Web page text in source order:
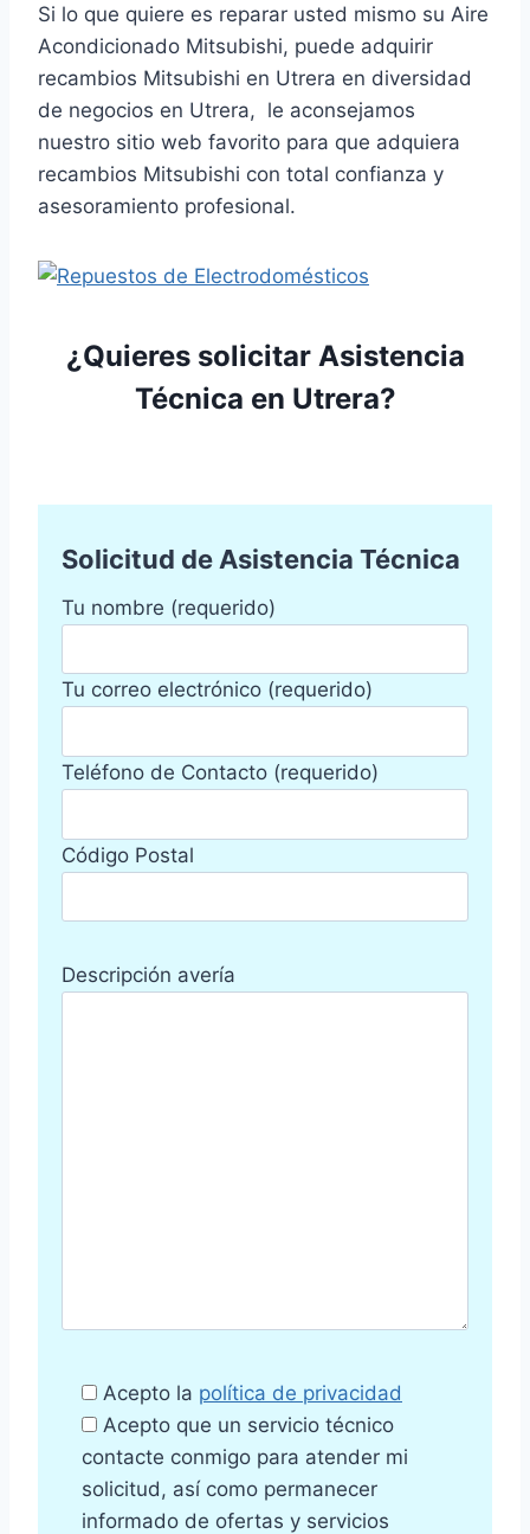
Si lo que quiere es reparar usted mismo su Aire
Acondicionado Mitsubishi, puede adquirir
recambios Mitsubishi en Utrera en diversidad
de negocios en Utrera, le aconsejamos
nuestro sitio web favorito para que adquiera
recambios Mitsubishi con total confianza y
asesoramiento profesional.
¿Quieres solicitar Asistencia
Técnica en Utrera?
Solicitud de Asistencia Técnica
Tu nombre (requerido)
Tu correo electrónico (requerido)
Teléfono de Contacto (requerido)
Código Postal
Descripción avería
Acepto la política de privacidad
Acepto que un servicio técnico
contacte conmigo para atender mi
solicitud, así como permanecer
informado de ofertas y servicios